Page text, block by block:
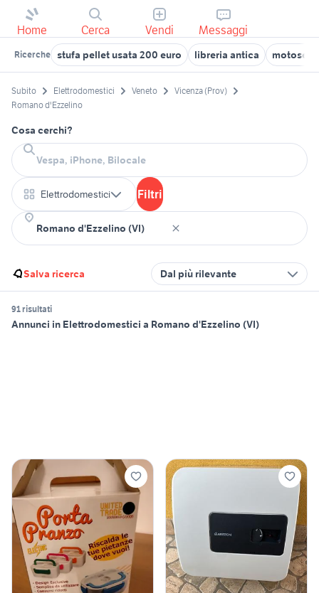
Home Cerca Vendi Messaggi
Ricerche stufa pellet usata 200 euro libreria antica
Subito Elettrodomestici Veneto
Vicenza (Prov)
Romano d'Ezzelino
Cosa cerchi?
Elettrodomestici Filtri
Salva ricerca Dal più rilevante
91 risultati
Annunci in Elettrodomestici a Romano d'Ezzelino (VI)